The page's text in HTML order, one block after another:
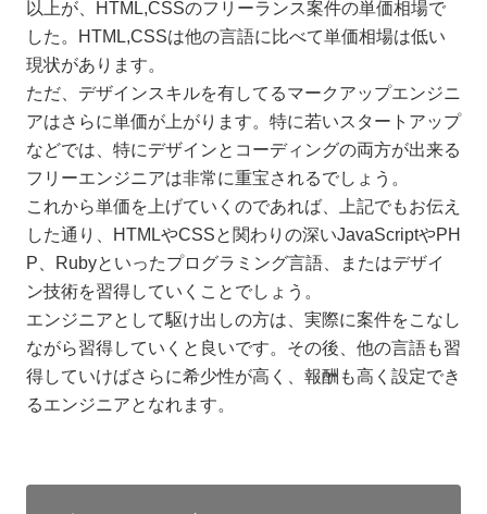
以上が、HTML,CSSのフリーランス案件の単価相場で
した。HTML,CSSは他の言語に比べて単価相場は低い
現状があります。
ただ、デザインスキルを有してるマークアップエンジニ
アはさらに単価が上がります。特に若いスタートアップ
などでは、特にデザインとコーディングの両方が出来る
フリーエンジニアは非常に重宝されるでしょう。
これから単価を上げていくのであれば、上記でもお伝え
した通り、HTMLやCSSと関わりの深いJavaScriptやPH
P、Rubyといったプログラミング言語、またはデザイ
ン技術を習得していくことでしょう。
エンジニアとして駆け出しの方は、実際に案件をこなし
ながら習得していくと良いです。その後、他の言語も習
得していけばさらに希少性が高く、報酬も高く設定でき
るエンジニアとなれます。